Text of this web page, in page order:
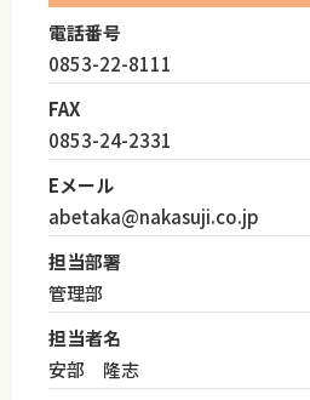
電話番号
0853-22-8111
FAX
0853-24-2331
Eメール
abetaka@nakasuji.co.jp
担当部署
管理部
担当者名
安部 隆志